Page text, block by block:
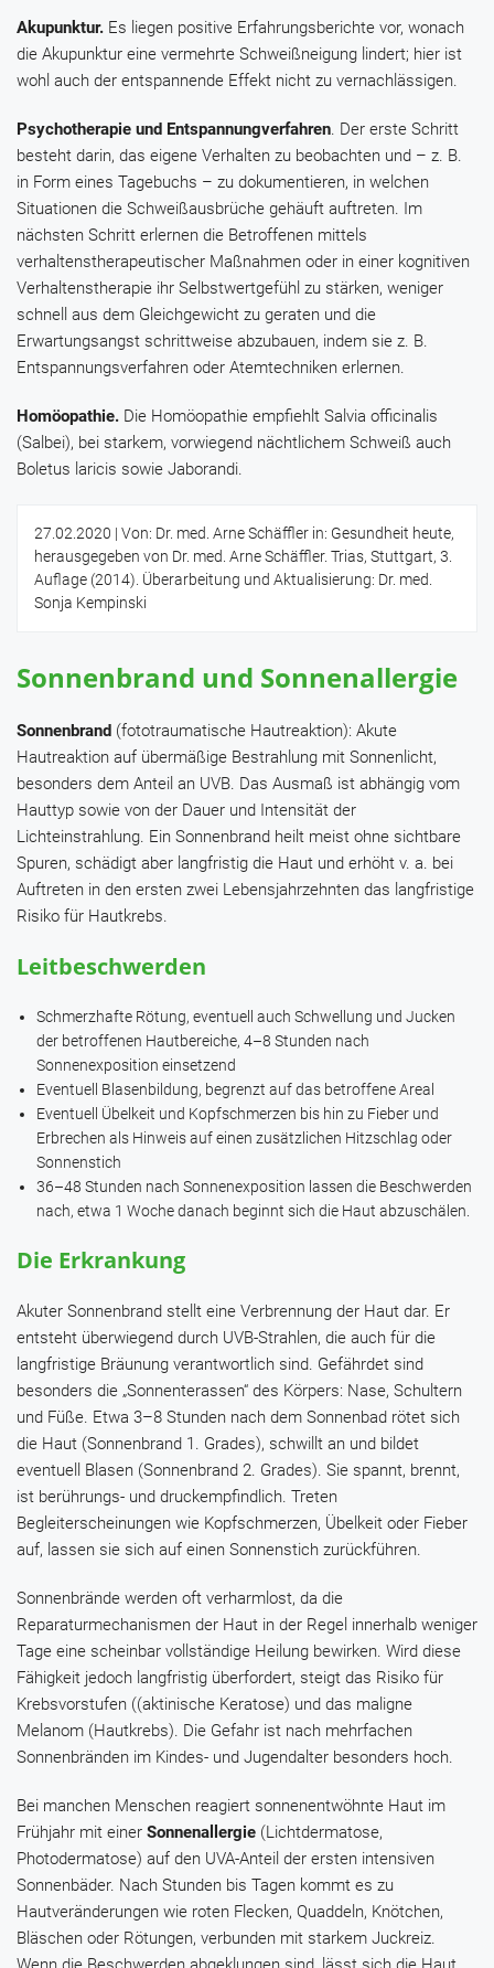
Akupunktur. Es liegen positive Erfahrungsberichte vor, wonach
die Akupunktur eine vermehrte Schweißneigung lindert; hier ist
wohl auch der entspannende Effekt nicht zu vernachlässigen.
Psychotherapie und Entspannungverfahren. Der erste Schritt
besteht darin, das eigene Verhalten zu beobachten und – z. B.
in Form eines Tagebuchs – zu dokumentieren, in welchen
Situationen die Schweißausbrüche gehäuft auftreten. Im
nächsten Schritt erlernen die Betroffenen mittels
verhaltenstherapeutischer Maßnahmen oder in einer kognitiven
Verhaltenstherapie ihr Selbstwertgefühl zu stärken, weniger
schnell aus dem Gleichgewicht zu geraten und die
Erwartungsangst schrittweise abzubauen, indem sie z. B.
Entspannungsverfahren oder Atemtechniken erlernen.
Homöopathie. Die Homöopathie empfiehlt Salvia officinalis
(Salbei), bei starkem, vorwiegend nächtlichem Schweiß auch
Boletus laricis sowie Jaborandi.
27.02.2020 | Von: Dr. med. Arne Schäffler in: Gesundheit heute,
herausgegeben von Dr. med. Arne Schäffler. Trias, Stuttgart, 3.
Auflage (2014). Überarbeitung und Aktualisierung: Dr. med.
Sonja Kempinski
Sonnenbrand und Sonnenallergie
Sonnenbrand (fototraumatische Hautreaktion): Akute
Hautreaktion auf übermäßige Bestrahlung mit Sonnenlicht,
besonders dem Anteil an UVB. Das Ausmaß ist abhängig vom
Hauttyp sowie von der Dauer und Intensität der
Lichteinstrahlung. Ein Sonnenbrand heilt meist ohne sichtbare
Spuren, schädigt aber langfristig die Haut und erhöht v. a. bei
Auftreten in den ersten zwei Lebensjahrzehnten das langfristige
Risiko für Hautkrebs.
Leitbeschwerden
Schmerzhafte Rötung, eventuell auch Schwellung und Jucken
der betroffenen Hautbereiche, 4–8 Stunden nach
Sonnenexposition einsetzend
Eventuell Blasenbildung, begrenzt auf das betroffene Areal
Eventuell Übelkeit und Kopfschmerzen bis hin zu Fieber und
Erbrechen als Hinweis auf einen zusätzlichen Hitzschlag oder
Sonnenstich
36–48 Stunden nach Sonnenexposition lassen die Beschwerden
nach, etwa 1 Woche danach beginnt sich die Haut abzuschälen.
Die Erkrankung
Akuter Sonnenbrand stellt eine Verbrennung der Haut dar. Er
entsteht überwiegend durch UVB-Strahlen, die auch für die
langfristige Bräunung verantwortlich sind. Gefährdet sind
besonders die „Sonnenterassen“ des Körpers: Nase, Schultern
und Füße. Etwa 3–8 Stunden nach dem Sonnenbad rötet sich
die Haut (Sonnenbrand 1. Grades), schwillt an und bildet
eventuell Blasen (Sonnenbrand 2. Grades). Sie spannt, brennt,
ist berührungs- und druckempfindlich. Treten
Begleiterscheinungen wie Kopfschmerzen, Übelkeit oder Fieber
auf, lassen sie sich auf einen Sonnenstich zurückführen.
Sonnenbrände werden oft verharmlost, da die
Reparaturmechanismen der Haut in der Regel innerhalb weniger
Tage eine scheinbar vollständige Heilung bewirken. Wird diese
Fähigkeit jedoch langfristig überfordert, steigt das Risiko für
Krebsvorstufen ((aktinische Keratose) und das maligne
Melanom (Hautkrebs). Die Gefahr ist nach mehrfachen
Sonnenbränden im Kindes- und Jugendalter besonders hoch.
Bei manchen Menschen reagiert sonnenentwöhnte Haut im
Frühjahr mit einer Sonnenallergie (Lichtdermatose,
Photodermatose) auf den UVA-Anteil der ersten intensiven
Sonnenbäder. Nach Stunden bis Tagen kommt es zu
Hautveränderungen wie roten Flecken, Quaddeln, Knötchen,
Bläschen oder Rötungen, verbunden mit starkem Juckreiz.